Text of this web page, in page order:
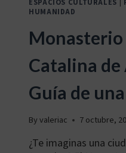
ESPACIOS CULTURALES |
HUMANIDAD
Monasterio
Catalina
Guía de
Byvaleriac 7 octubre,
¿Te imaginas una